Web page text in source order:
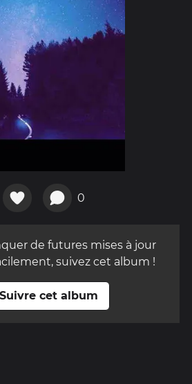
0
de futures mises à jour
suivez cet album !
Suivre cet album